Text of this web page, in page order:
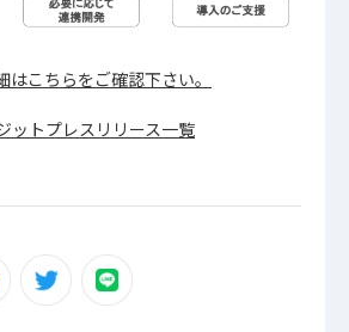
はこちらをご確認下さい。
ットプレスリリース一覧